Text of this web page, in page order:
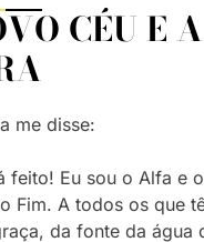
CÉU E
me disse:
feito! Eu sou o Alfa e
Fim. A todos os que
da fonte da água